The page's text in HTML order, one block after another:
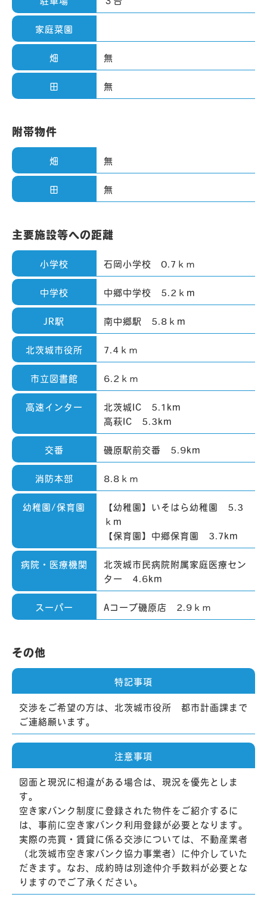
家庭菜園
畑 無
田 無
附帯物件
畑 無
田 無
主要施設等への距離
小学校 石岡小学校 0.7ｋｍ
中学校 中郷中学校 5.2ｋm
JR駅 南中郷駅 5.8ｋm
北茨城市役所 7.4ｋｍ
市立図書館 6.2ｋｍ
高速インター
北茨城IC 5.1km
高萩IC 5.3km
交番 磯原駅前交番 5.9km
消防本部 8.8ｋｍ
幼稚園/保育園
【幼稚園】いそはら幼稚園 5.3
ｋm
【保育園】中郷保育園 3.7km
病院・医療機関
北茨城市民病院附属家庭医療セン
ター 4.6km
スーパー Aコープ磯原店 2.9ｋｍ
その他
特記事項
交渉をご希望の方は、北茨城市役所 都市計画課まで
ご連絡願います。
注意事項
図面と現況に相違がある場合は、現況を優先としま
す。
空き家バンク制度に登録された物件をご紹介するに
は、事前に空き家バンク利用登録が必要となります。
実際の売買・賃貸に係る交渉については、不動産業者
（北茨城市空き家バンク協力事業者）に仲介していた
だきます。なお、成約時は別途仲介手数料が必要とな
りますのでご了承ください。